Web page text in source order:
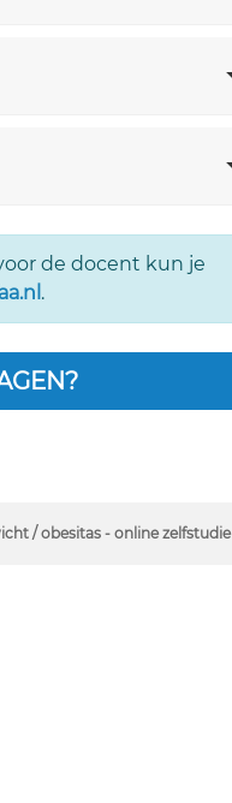
de docent kun je
.
/ obesitas - online zelfstudie